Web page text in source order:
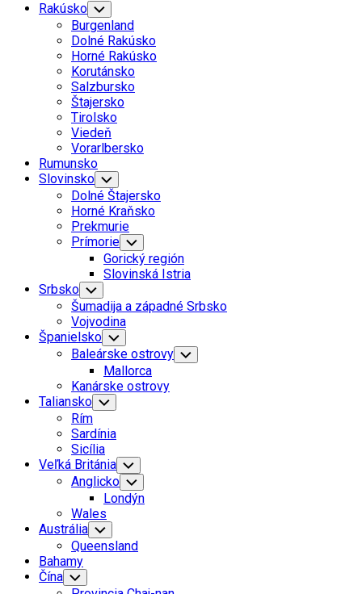
Rakúsko Toggle
Child
Menu
Burgenland
Dolné Rakúsko
Horné Rakúsko
Korutánsko
Salzbursko
Štajersko
Tirolsko
Viedeň
Vorarlbersko
Rumunsko
Slovinsko Toggle
Child
Menu
Dolné Štajersko
Horné Kraňsko
Prekmurie
Prímorie Toggle
Child
Menu
Gorický región
Slovinská Istria
Srbsko Toggle
Child
Menu
Šumadija a západné Srbsko
Vojvodina
Španielsko Toggle
Child
Menu
Baleárske ostrovy Toggle
Child
Mallorca
Kanárske ostrovy
Taliansko Toggle
Child
Menu
Rím
Sardínia
Sicília
Veľká Británia Toggle
Child
Menu
Anglicko Toggle
Child
Menu
Londýn
Wales
Austrália Toggle
Child
Menu
Queensland
Bahamy
Čína Toggle
Child